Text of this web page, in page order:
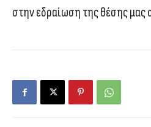
στην εδραίωση της θέσης μας